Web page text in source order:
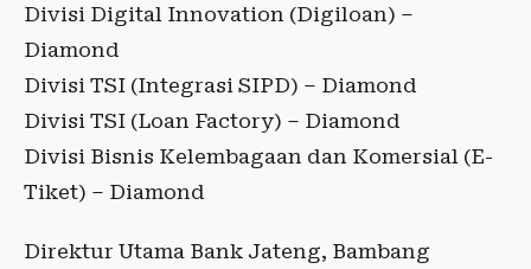
Divisi Digital Innovation (Digiloan) –
Diamond
Divisi TSI (Integrasi SIPD) – Diamond
Divisi TSI (Loan Factory) – Diamond
Divisi Bisnis Kelembagaan dan Komersial (E-
Tiket) – Diamond
Direktur Utama Bank Jateng, Bambang